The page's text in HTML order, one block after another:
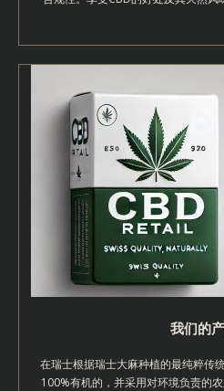
我们的
在瑞士根据瑞士大麻种植的最纯粹传
100%有机的，并采用对环境负责的